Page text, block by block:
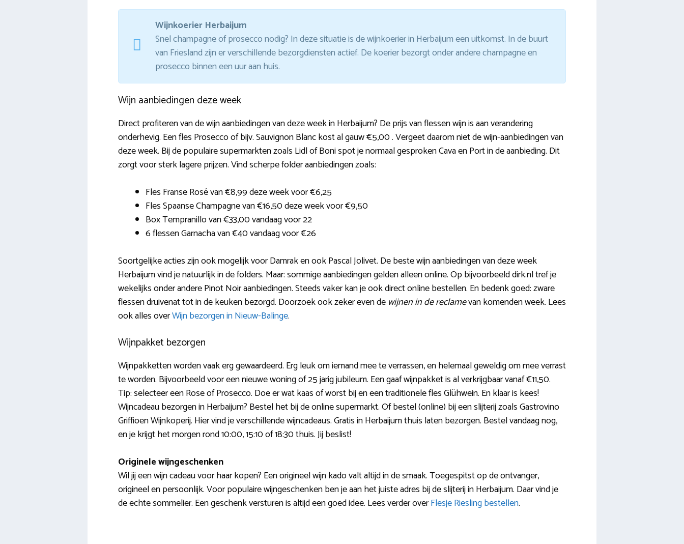
Wijnkoerier Herbaijum
Snel champagne of prosecco nodig? In deze situatie is de wijnkoerier in Herbaijum een uitkomst. In de buurt
van Friesland zijn er verschillende bezorgdiensten actief. De koerier bezorgt onder andere champagne en
prosecco binnen een uur aan huis.
Wijn aanbiedingen deze week
Direct profiteren van de wijn aanbiedingen van deze week in Herbaijum? De prijs van flessen wijn is aan verandering
onderhevig. Een fles Prosecco of bijv. Sauvignon Blanc kost al gauw €5,00 . Vergeet daarom niet de wijn-aanbiedingen van
deze week. Bij de populaire supermarkten zoals Lidl of Boni spot je normaal gesproken Cava en Port in de aanbieding. Dit
zorgt voor sterk lagere prijzen. Vind scherpe folder aanbiedingen zoals:
Fles Franse Rosé van €8,99 deze week voor €6,25
Fles Spaanse Champagne van €16,50 deze week voor €9,50
Box Tempranillo van €33,00 vandaag voor 22
6 flessen Garnacha van €40 vandaag voor €26
Soortgelijke acties zijn ook mogelijk voor Damrak en ook Pascal Jolivet. De beste wijn aanbiedingen van deze week
Herbaijum vind je natuurlijk in de folders. Maar: sommige aanbiedingen gelden alleen online. Op bijvoorbeeld dirk.nl tref je
wekelijks onder andere Pinot Noir aanbiedingen. Steeds vaker kan je ook direct online bestellen. En bedenk goed: zware
flessen druivenat tot in de keuken bezorgd. Doorzoek ook zeker even de wijnen in de reclamevan komenden week. Lees
ook alles overWijn bezorgen in Nieuw-Balinge.
Wijnpakket bezorgen
Wijnpakketten worden vaak erg gewaardeerd. Erg leuk om iemand mee te verrassen, en helemaal geweldig om mee verrast
te worden. Bijvoorbeeld voor een nieuwe woning of 25 jarig jubileum. Een gaaf wijnpakket is al verkrijgbaar vanaf €11,50.
Tip: selecteer een Rose of Prosecco. Doe er wat kaas of worst bij en een traditionele fles Glühwein. En klaar is kees!
Wijncadeau bezorgen in Herbaijum? Bestel het bij de online supermarkt. Of bestel (online) bij een slijterij zoals Gastrovino
Griffioen Wijnkoperij. Hier vind je verschillende wijncadeaus. Gratis in Herbaijum thuis laten bezorgen. Bestel vandaag nog,
en je krijgt het morgen rond 10:00, 15:10 of 18:30 thuis. Jij beslist!
Originele wijngeschenken
Wil jij een wijn cadeau voor haar kopen? Een origineel wijn kado valt altijd in de smaak. Toegespitst op de ontvanger,
origineel en persoonlijk. Voor populaire wijngeschenken ben je aan het juiste adres bij de slijterij in Herbaijum. Daar vind je
de echte sommelier. Een geschenk versturen is altijd een goed idee. Lees verder overFlesje Riesling bestellen.